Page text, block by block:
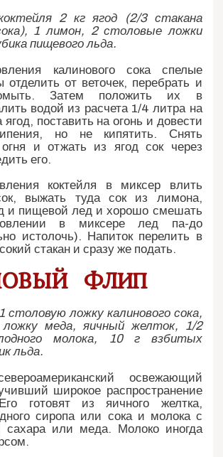
2 кг ягод (2/3 стакана
1 лимон, 2 столовые ложки
пищевого льда.
калинового сока спелые
отделить от веточек, перебрать и
Затем положить их в
водой из расчета 1/4 литра на
поставить на огонь и довести
но не кипятить. Снять
и отжать из ягод сок через
его.
коктейля в миксер влить
выжать туда сок из лимона,
и пищевой лед и хорошо смешать
в миксере лед па-до
истолочь). Напиток перелить в
стакан и сразу же подать.
ФЛИП
ложку калинового сока,
меда, яичный желток, 1/2
молока, 10 г взбитых
льда.
освежающий
широкое распространение
готовят из яичного желтка,
сиропа или сока и молока с
сахара или меда. Молоко иногда